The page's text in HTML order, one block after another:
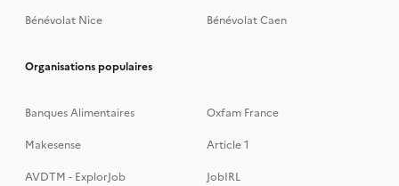
Bénévolat Nice
Bénévolat Caen
Organisations populaires
Banques Alimentaires
Oxfam France
Makesense
Article 1
AVDTM - ExplorJob
JobIRL